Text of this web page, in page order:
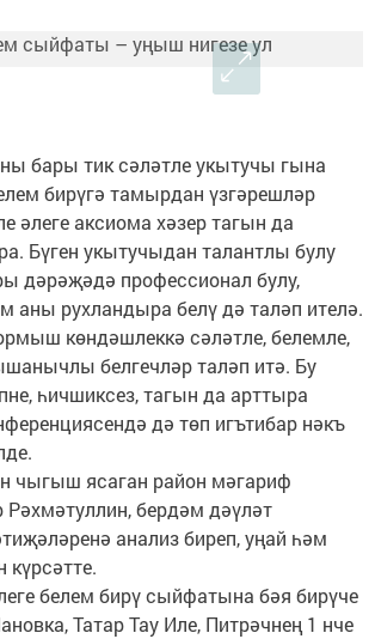
бары тик сәләтле укытучы гына
бирүгә тамырдан үзгәрешләр
әлеге аксиома хәзер тагын да
Бүген укытучыдан талантлы булу
дәрәҗәдә профессионал булу,
аны рухландыра белү дә таләп ителә.
көндәшлеккә сәләтле, белемле,
белгечләр таләп итә. Бу
һичшиксез, тагын да арттыра
дә төп игътибар нәкъ
чыгыш ясаган район мәгариф
бердәм дәүләт
анализ биреп, уңай һәм
күрсәтте.
белем бирү сыйфатына бәя бирүче
Татар Тау Иле, Питрәчнең 1 нче